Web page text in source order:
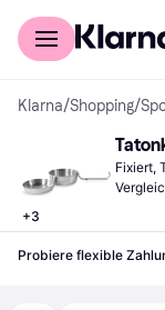
Für Shopper
Klarna/Shopping/
+3
Fixiert,
Probiere flexible